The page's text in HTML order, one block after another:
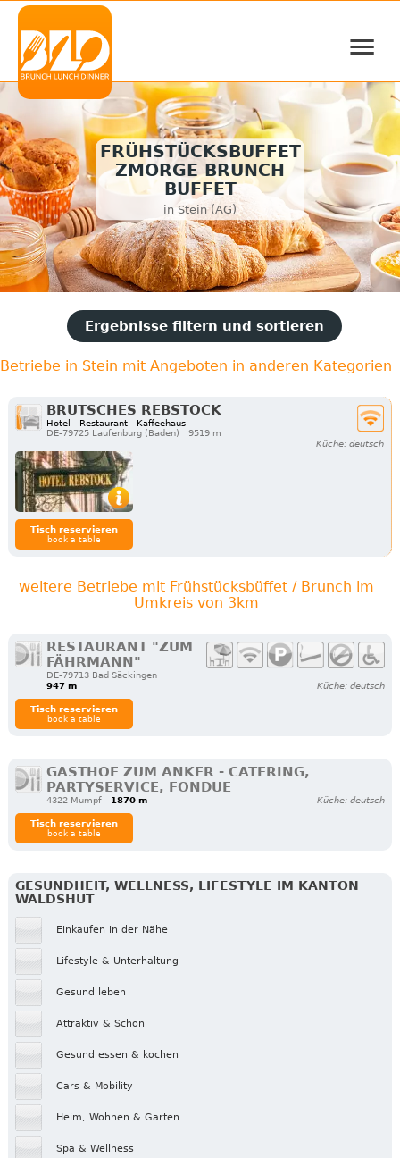
≡
FRÜHSTÜCKSBUFFET
ZMORGE BRUNCH
BUFFET
in Stein (AG)
Ergebnisse filtern und sortieren
Betriebe in Stein mit Angeboten in anderen Kategorien
BRUTSCHES REBSTOCK
Hotel - Restaurant - Kaffeehaus
DE-79725 Laufenburg (Baden)
9519 m
Küche: deutsch
Tisch reservieren
book a table
weitere Betriebe mit Frühstücksbüffet / Brunch im
Umkreis von 3km
RESTAURANT "ZUM
FÄHRMANN"
DE-79713 Bad Säckingen
947 m
Küche: deutsch
Tisch reservieren
book a table
GASTHOF ZUM ANKER - CATERING,
PARTYSERVICE, FONDUE
4322 Mumpf 1870 m Küche: deutsch
Tisch reservieren
book a table
GESUNDHEIT, WELLNESS, LIFESTYLE IM KANTON
WALDSHUT
Einkaufen in der Nähe
Lifestyle & Unterhaltung
Gesund leben
Attraktiv & Schön
Gesund essen & kochen
Cars & Mobility
Heim, Wohnen & Garten
Spa & Wellness